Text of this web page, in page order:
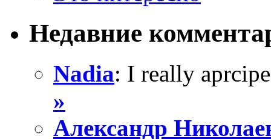
Недавние
Nadia: I really
»
Александр